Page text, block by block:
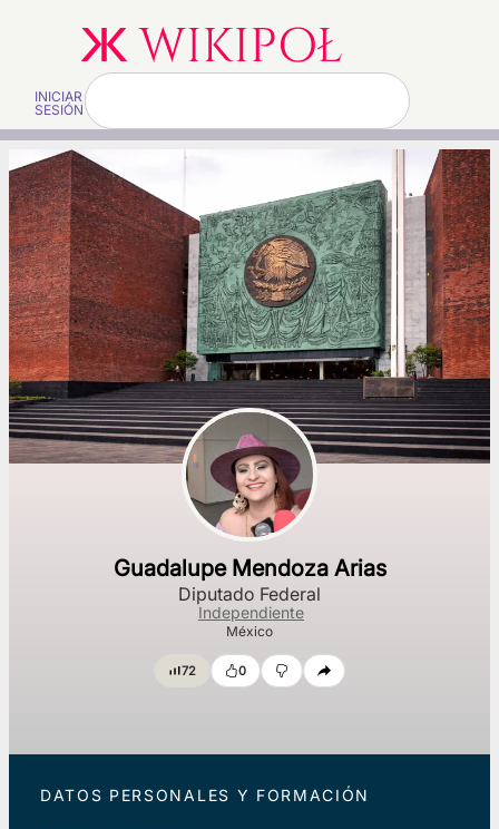
INICIAR
SESIÓN
Guadalupe Mendoza Arias
Diputado Federal
Independiente
México
72 0
DATOS PERSONALES Y FORMACIÓN